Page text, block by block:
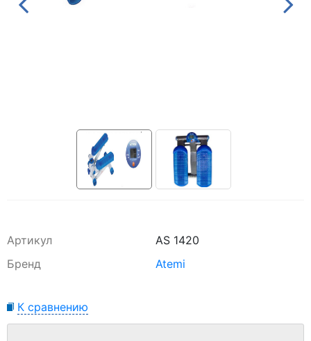
Артикул
AS 1420
Бренд
Atemi
К сравнению